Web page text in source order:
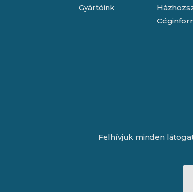
Gyártóink
Felhívjuk minden